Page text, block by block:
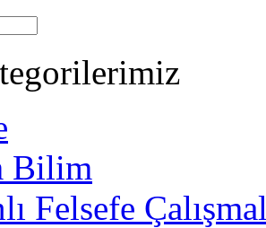
Bilim
Felsefe